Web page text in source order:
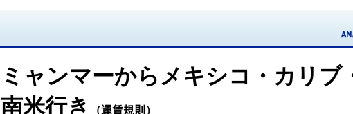
ミャンマーからメキシコ・カリブ
南米行き
（運賃規則）